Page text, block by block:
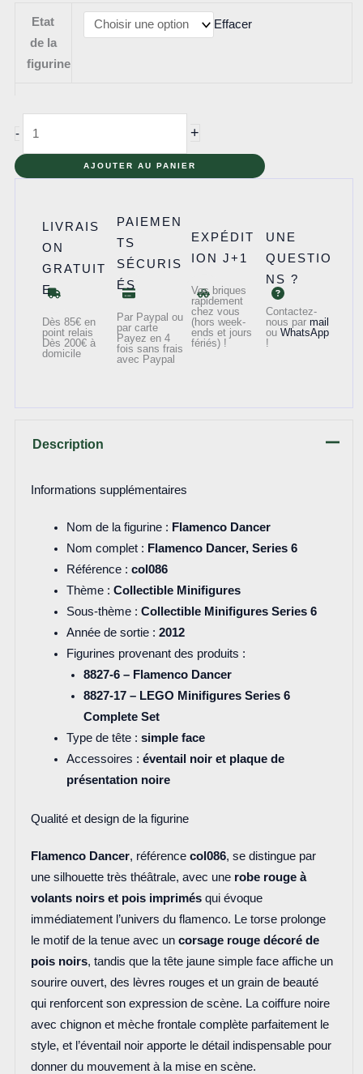
Etat
de la
figurine
Effacer
-
Dancer
+
AJOUTER AU PANIER
LIVRAIS
ON
GRATUIT
E
Dès 85€ en
point relais
Dès 200€ à
domicile
PAIEMEN
TS
SÉCURIS
ÉS
Par Paypal ou
par carte
Payez en 4
fois sans frais
avec Paypal
EXPÉDIT
ION J+1
Vos briques
rapidement
chez vous
(hors week-
ends et jours
fériés) !
UNE
QUESTIO
NS ?
Contactez-
nous par mail
ou WhatsApp
!
Description
Informations supplémentaires
Nom de la figurine : Flamenco Dancer
Nom complet : Flamenco Dancer, Series 6
Référence : col086
Thème : Collectible Minifigures
Sous-thème : Collectible Minifigures Series 6
Année de sortie : 2012
Figurines provenant des produits :
8827-6 – Flamenco Dancer
8827-17 – LEGO Minifigures Series 6
Complete Set
Type de tête : simple face
Accessoires : éventail noir et plaque de
présentation noire
Qualité et design de la figurine
Flamenco Dancer, référence col086, se distingue par
une silhouette très théâtrale, avec une robe rouge à
volants noirs et pois imprimésqui évoque
immédiatement l’univers du flamenco. Le torse prolonge
le motif de la tenue avec un corsage rouge décoré de
pois noirs, tandis que la tête jaune simple face affiche un
sourire ouvert, des lèvres rouges et un grain de beauté
qui renforcent son expression de scène. La coiffure noire
avec chignon et mèche frontale complète parfaitement le
style, et l’éventail noir apporte le détail indispensable pour
donner du mouvement à la mise en scène.